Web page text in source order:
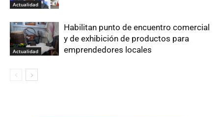
Actualidad
Actualidad
Habilitan punto de encuentro comercial
y de exhibición de productos para
emprendedores locales